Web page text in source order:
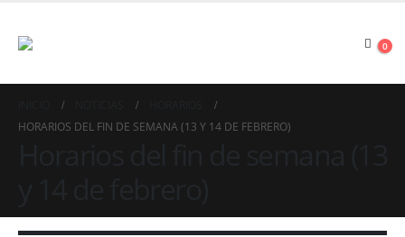
0
HORARIOS DEL FIN DE SEMANA (13 Y 14 DE FEBRERO)